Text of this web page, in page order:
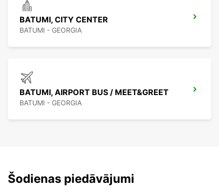
BATUMI, CITY CENTER
BATUMI - GEORGIA
BATUMI, AIRPORT BUS / MEET&GREET
BATUMI - GEORGIA
Šodienas piedāvājumi